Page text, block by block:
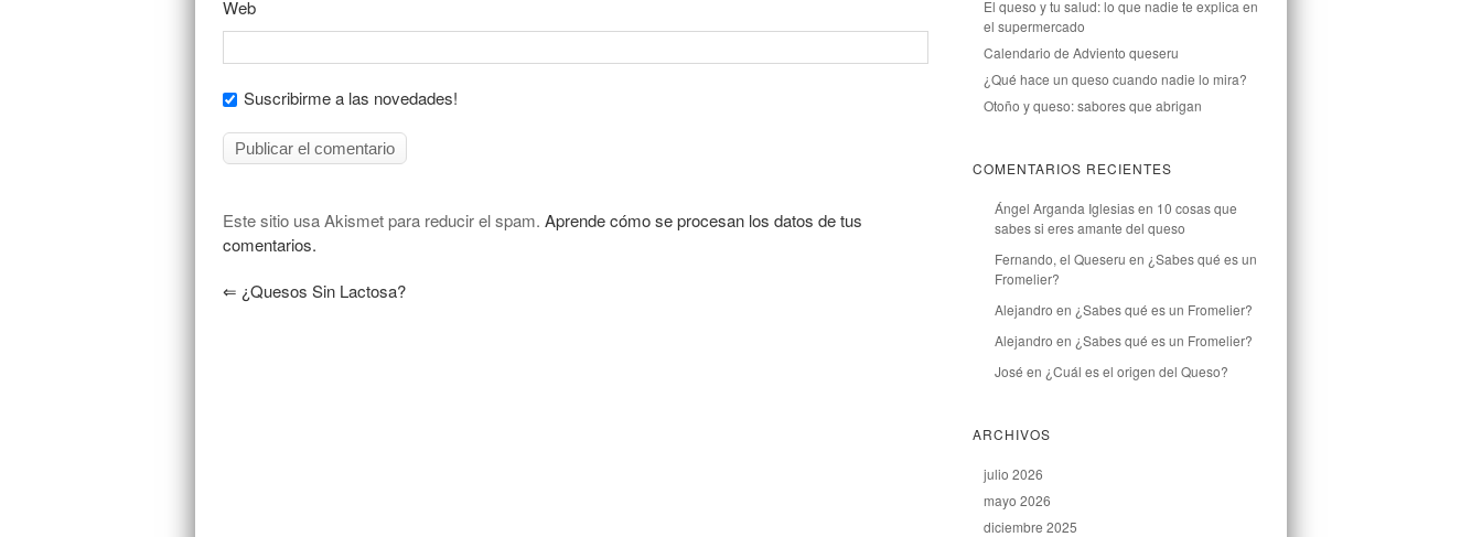
Web
Suscribirme a las novedades!
Este sitio usa Akismet para reducir el spam. Aprende cómo se procesan los datos de tus
comentarios.
⇐ ¿Quesos Sin Lactosa?
El queso y tu salud: lo que nadie te explica en
el supermercado
Calendario de Adviento queseru
¿Qué hace un queso cuando nadie lo mira?
Otoño y queso: sabores que abrigan
COMENTARIOS RECIENTES
Ángel Arganda Iglesiasen 10 cosas que
sabes si eres amante del queso
Fernando, el Queseru en ¿Sabes qué es un
Fromelier?
Alejandro en ¿Sabes qué es un Fromelier?
Alejandro en ¿Sabes qué es un Fromelier?
José en ¿Cuál es el origen del Queso?
ARCHIVOS
julio 2026
mayo 2026
diciembre 2025